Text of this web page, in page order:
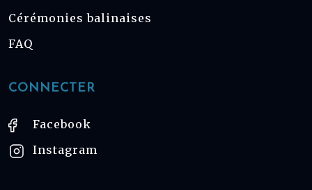
Cérémonies balinaises
FAQ
CONNECTER
Facebook
Instagram